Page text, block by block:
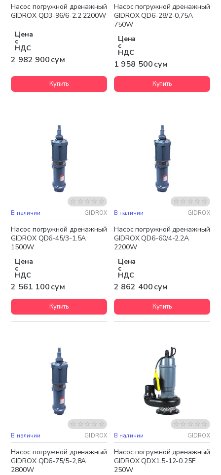
Насос погружной дренажный
GIDROX QD3-96/6-2.2 2200W
Цена
с
НДС
2 982 900 сум
Купить
Насос погружной дренажный
GIDROX QD6-28/2-0,75A
750W
Цена
с
НДС
1 958 500 сум
Купить
Бесплатная доставка
В наличии GIDROX
Насос погружной дренажный
GIDROX QD6-45/3-1.5A
1500W
Цена
с
НДС
2 561 100 сум
Купить
Бесплатная доставка
В наличии GIDROX
Насос погружной дренажный
GIDROX QD6-60/4-2.2A
2200W
Цена
с
НДС
2 862 400 сум
Купить
Бесплатная доставка
В наличии GIDROX
Насос погружной дренажный
GIDROX QD6-75/5-2,8A
2800W
В наличии GIDROX
Насос погружной дренажный
GIDROX QDX1.5-12-0.25F
250W